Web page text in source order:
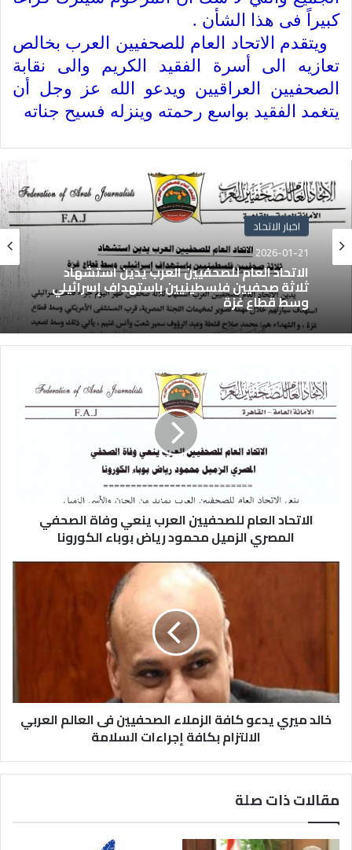
كبيراً فى هذا الشأن .
ويتقدم الاتحاد العام للصحفيين العرب بخالص
تعازيه الى أسرة الفقيد الكريم والى نقابة
الصحفيين العراقيين ويدعو الله عز وجل أن
يتغمد الفقيد بواسع رحمته وينزله فسيح جناته
اخبار الاتحاد
2026-01-21
الاتحاد العام للصحفيين العرب يدين استشهاد
ثلاثة صحفيين فلسطينيين باستهداف إسرائيلي
وسط قطاع غزة
الاتحاد العام للصحفيين العرب ينعي وفاة الصحفي
المصري الزميل محمود رياض بوباء الكورونا
خالد ميري يدعو كافة الزملاء الصحفيين فى العالم العربي
الالتزام بكافة إجراءات السلامة
مقالات ذات صلة